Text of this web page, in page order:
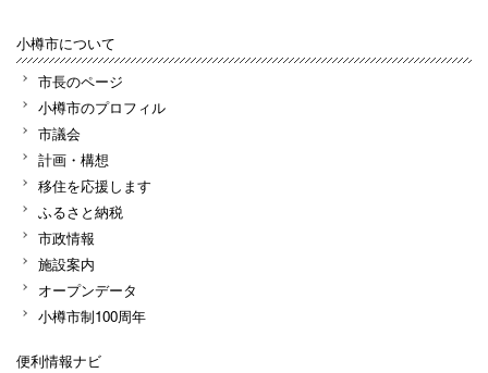
小樽市について
市長のページ
小樽市のプロフィル
市議会
計画・構想
移住を応援します
ふるさと納税
市政情報
施設案内
オープンデータ
小樽市制100周年
便利情報ナビ